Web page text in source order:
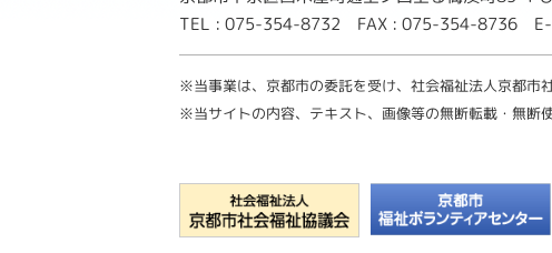
TEL : 075-354-8732 FAX : 075-354-8736
※当事業は、京都市の委託を受け、社会福祉法人京都市
※当サイトの内容、テキスト、画像等の無断転載・無断